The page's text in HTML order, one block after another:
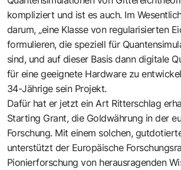
kompliziert und ist es auch. Im
darum, „eine Klasse von regularisierten
formulieren, die speziell für
sind, und auf dieser Basis dann digitale
für eine geeignete Hardware zu
34-Jährige sein Projekt.
Dafür hat er jetzt ein Art Ritterschlag
Starting Grant, die Goldwährung in der
Forschung. Mit einem solchen,
unterstützt der Europäische
Pionierforschung von herausragenden